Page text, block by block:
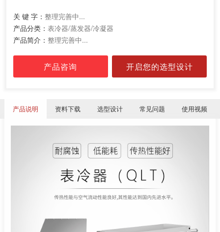
关 键 字： 整理完善中...
产品分类： 表冷器/蒸发器/冷凝器
产品简介： 整理完善中...
产品咨询 开启您的选型设计
产品说明 资料下载 选型设计 常见问题 使用视频